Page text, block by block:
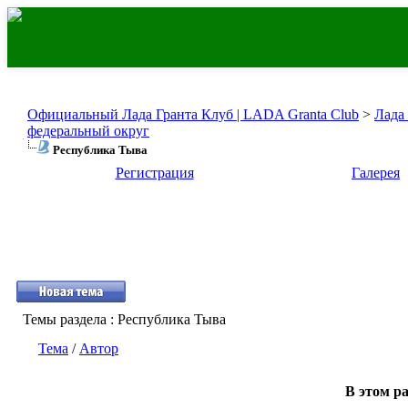
Официальный Лада Гранта Клуб | LADA Granta Club > Лада
федеральный округ
Республика Тыва
Регистрация Галерея
Темы раздела : Республика Тыва
Тема / Автор
В этом